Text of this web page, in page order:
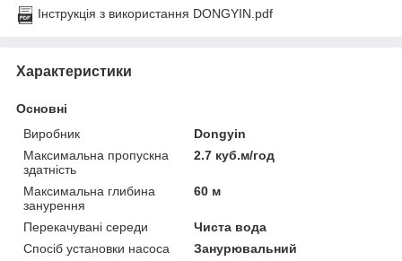
Інструкція з використання DONGYIN.pdf
Характеристики
Основні
Виробник
Dongyin
Максимальна пропускна
здатність
2.7 куб.м/год
Максимальна глибина
занурення
60 м
Перекачувані середи
Чиста вода
Спосіб установки насоса
Занурювальний